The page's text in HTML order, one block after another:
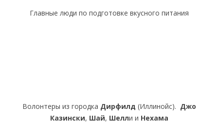
Главные люди по подготовке вкусного питания
Волонтеры из городка Дирфилд (Иллинойс). Джо
Казински, Шай, Шелли и Нехама